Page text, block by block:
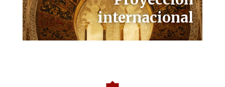
internacional